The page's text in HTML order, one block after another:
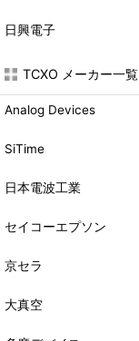
日興電子
TCXO メーカー一覧
Analog Devices
SiTime
日本電波工業
セイコーエプソン
京セラ
大真空